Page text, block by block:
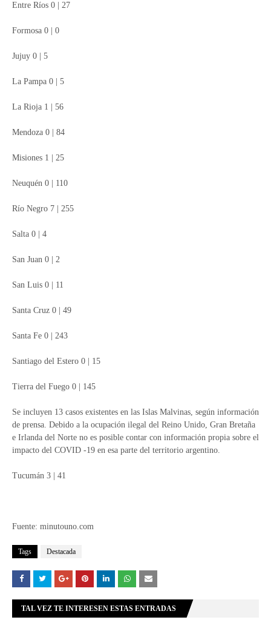
Entre Ríos 0 | 27
Formosa 0 | 0
Jujuy 0 | 5
La Pampa 0 | 5
La Rioja 1 | 56
Mendoza 0 | 84
Misiones 1 | 25
Neuquén 0 | 110
Río Negro 7 | 255
Salta 0 | 4
San Juan 0 | 2
San Luis 0 | 11
Santa Cruz 0 | 49
Santa Fe 0 | 243
Santiago del Estero 0 | 15
Tierra del Fuego 0 | 145
Se incluyen 13 casos existentes en las Islas Malvinas, según información
de prensa. Debido a la ocupación ilegal del Reino Unido, Gran Bretaña
e Irlanda del Norte no es posible contar con información propia sobre el
impacto del COVID -19 en esa parte del territorio argentino.
Tucumán 3 | 41
Fuente: minutouno.com
Tags Destacada
TAL VEZ TE INTERESEN ESTAS ENTRADAS